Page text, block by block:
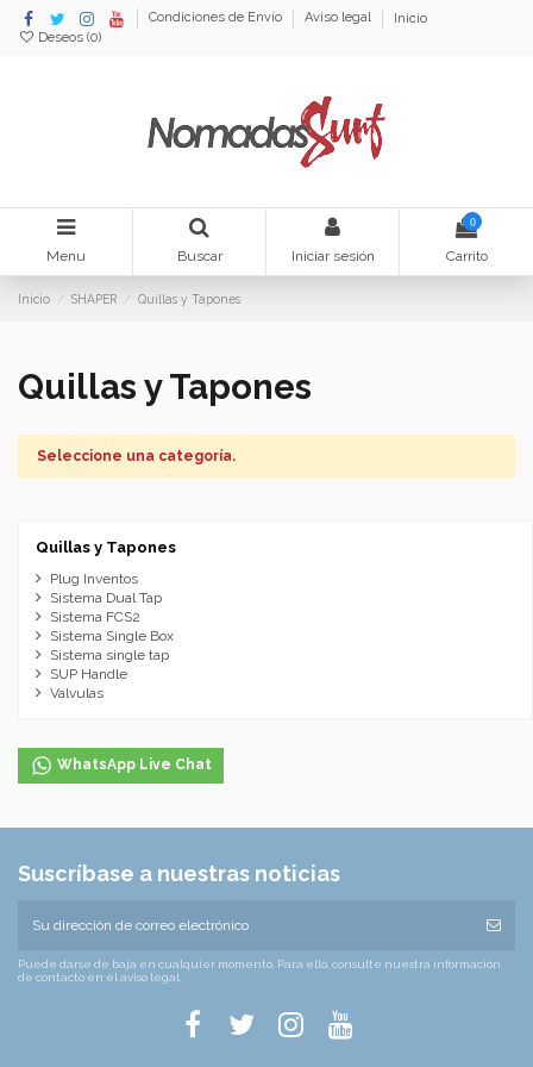
Condiciones de Envío Aviso legal
Inicio
Deseos (0)
Menu Buscar Iniciar sesión
0
Carrito
Inicio SHAPER Quillas y Tapones
Quillas y Tapones
Seleccione una categoría.
Quillas y Tapones
Plug Inventos
Sistema Dual Tap
Sistema FCS2
Sistema Single Box
Sistema single tap
SUP Handle
Valvulas
WhatsApp Live Chat
Suscríbase a nuestras noticias
Puede darse de baja en cualquier momento. Para ello, consulte nuestra información
de contacto en el aviso legal.